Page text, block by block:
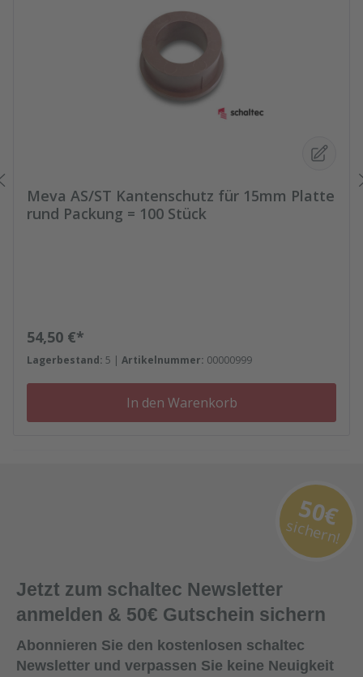
Meva AS/ST Kantenschutz für 15mm Platte
rund Packung = 100 Stück
Regulärer Preis:
54,50 €*
Lagerbestand: 5 | Artikelnummer: 00000999
In den Warenkorb
Jetzt zum schaltec Newsletter
anmelden & 50€ Gutschein sichern
Abonnieren Sie den kostenlosen schaltec
Newsletter und verpassen Sie keine Neuigkeit
50€
sichern!